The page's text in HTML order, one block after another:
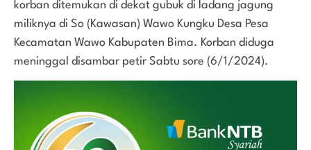
korban ditemukan di dekat gubuk di ladang jagung
miliknya di So (Kawasan) Wawo Kungku Desa Pesa
Kecamatan Wawo Kabupaten Bima. Korban diduga
meninggal disambar petir Sabtu sore (6/1/2024).